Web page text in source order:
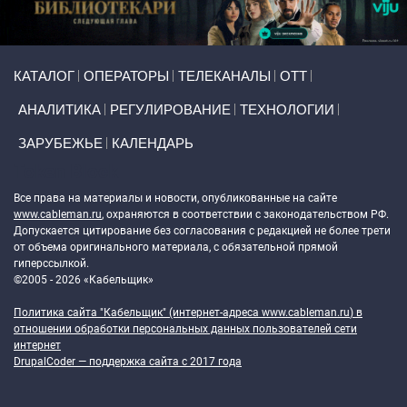
КАТАЛОГ ОПЕРАТОРЫ ТЕЛЕКАНАЛЫ ОТТ
АНАЛИТИКА РЕГУЛИРОВАНИЕ ТЕХНОЛОГИИ
ЗАРУБЕЖЬЕ КАЛЕНДАРЬ
Все права на материалы и новости, опубликованные на сайте
www.cableman.ru, охраняются в соответствии с законодательством РФ.
Допускается цитирование без согласования с редакцией не более трети
от объема оригинального материала, с обязательной прямой
гиперссылкой.
©2005 - 2026 «Кабельщик»
Политика сайта "Кабельщик" (интернет-адреса www.cableman.ru) в
отношении обработки персональных данных пользователей сети
интернет
DrupalCoder — поддержка сайта c 2017 года